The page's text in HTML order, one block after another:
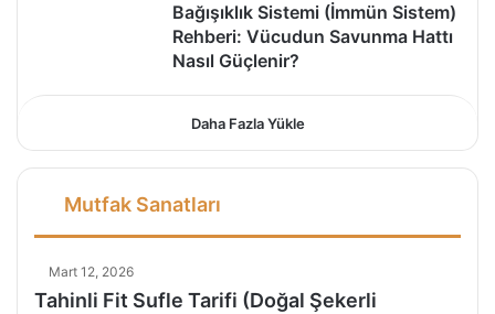
Bağışıklık Sistemi (İmmün Sistem)
Rehberi: Vücudun Savunma Hattı
Nasıl Güçlenir?
Daha Fazla Yükle
Mutfak Sanatları
Mart 12, 2026
Tahinli Fit Sufle Tarifi (Doğal Şekerli